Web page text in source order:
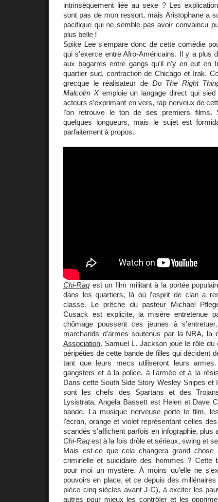
intrinsèquement liée au sexe ? Les
sont pas de mon ressort, mais Aristophane a
pacifique qui ne semble pas avoir convaincu
plus belle !
Spike Lee s'empare donc de cette comédie
qui s'exerce entre Afro-Américains. Il y a plus
aux bagarres entre gangs qu'il n'y en eut en
quartier sud, contraction de Chicago et Irak.
grecque le réalisateur de Do The Right
Malcolm Xemploie un langage direct qui
acteurs s'exprimant en vers, rap nerveux de
l'on retrouve le ton de ses premiers films.
quelques longueurs, mais le sujet est
parfaitement à propos.
Chi-Raqest un film militant à la portée
dans les quartiers, là où l'esprit de clan a
classe. Le prêche du pasteur Michael
Cusack est explicite, la misère entretenue
chômage poussent ces jeunes à
marchands d'armes soutenus par la NRA, la
Association. Samuel L. Jackson joue le rôle
péripéties de cette bande de filles qui décident
tant que leurs mecs utiliseront leurs
gangsters et à la police, à l'armée et à la
Dans cette South Side Story Wesley Snipes et
sont les chefs des Spartans et des
Lysistrata, Angela Bassett est Helen et Dave
bande. La musique nerveuse porte le film,
l'écran, orange et violet représentant celles
scandés s'affichent parfois en infographie, plus
Chi-Raqest à la fois drôle et sérieux, swing et
Mais est-ce que cela changera grand chose
criminelle et suicidaire des hommes ? Cette
pour moi un mystère. À moins qu'elle ne
pouvoirs en place, et ce depuis des
pièce cinq siècles avant J-C), à exciter les
autres pour mieux les contrôler et les